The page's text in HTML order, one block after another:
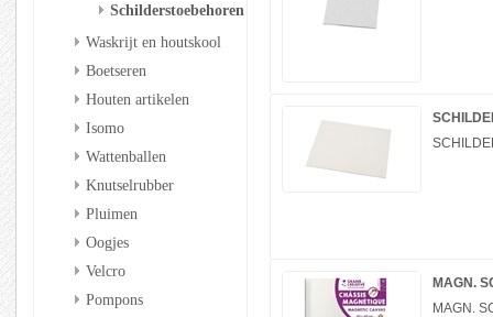
Schilderstoebehoren
Waskrijt en houtskool
Boetseren
Houten artikelen
Isomo
Wattenballen
Knutselrubber
Pluimen
Oogjes
Velcro
Pompons
MAGN.
MAGN.